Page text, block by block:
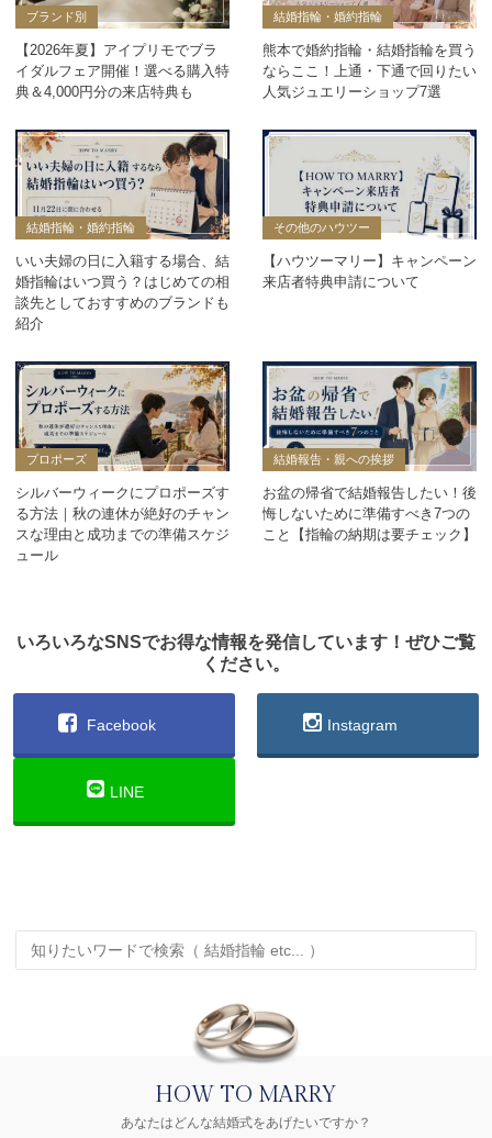
ブランド別
【2026年夏】アイプリモでブラ
イダルフェア開催！選べる購入特
典＆4,000円分の来店特典も
結婚指輪・婚約指輪
熊本で婚約指輪・結婚指輪を買う
ならここ！上通・下通で回りたい
人気ジュエリーショップ7選
結婚指輪・婚約指輪
いい夫婦の日に入籍する場合、結
婚指輪はいつ買う？はじめての相
談先としておすすめのブランドも
紹介
その他のハウツー
【ハウツーマリー】キャンペーン
来店者特典申請について
プロポーズ
シルバーウィークにプロポーズす
る方法｜秋の連休が絶好のチャン
スな理由と成功までの準備スケジ
ュール
結婚報告・親への挨拶
お盆の帰省で結婚報告したい！後
悔しないために準備すべき7つの
こと【指輪の納期は要チェック】
いろいろなSNSでお得な情報を発信しています！ぜひご覧
ください。
Facebook Instagram
LINE
HOW TO MARRY
あなたはどんな結婚式をあげたいですか？